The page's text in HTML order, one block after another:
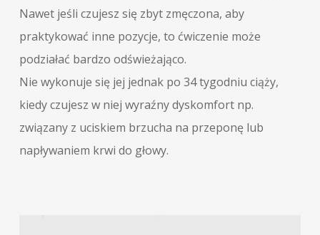
Nawet jeśli czujesz się zbyt zmęczona, aby
praktykować inne pozycje, to ćwiczenie może
podziałać bardzo odświeżająco.
Nie wykonuje się jej jednak po 34 tygodniu ciąży,
kiedy czujesz w niej wyraźny dyskomfort np.
związany z uciskiem brzucha na przeponę lub
napływaniem krwi do głowy.